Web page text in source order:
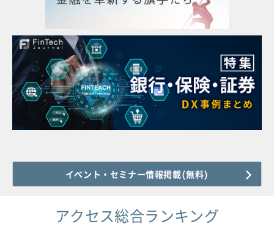
イベント・セミナー情報掲載(無料)
アクセス総合ランキング